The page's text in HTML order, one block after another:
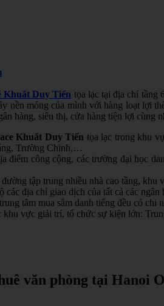
Khuất Duy Tiến tọa lạc tại địa chỉ tầng
nền móng của mình với hàng loạt lợi
hàng, siêu thị, cửa hàng tiện lợi
Khuất Duy Tiến tọa lạc trong khu
Trường Chinh,…
điểm công cộng, các trường đại học
tập trung nhiều nhà cao tầng,
các địa chỉ giao dịch của tất cả các
tâm mua sắm danh tiếng đều có
khu vực giải trí, tổ chức sự kiện lớn:
văn phòng tại Hanoi